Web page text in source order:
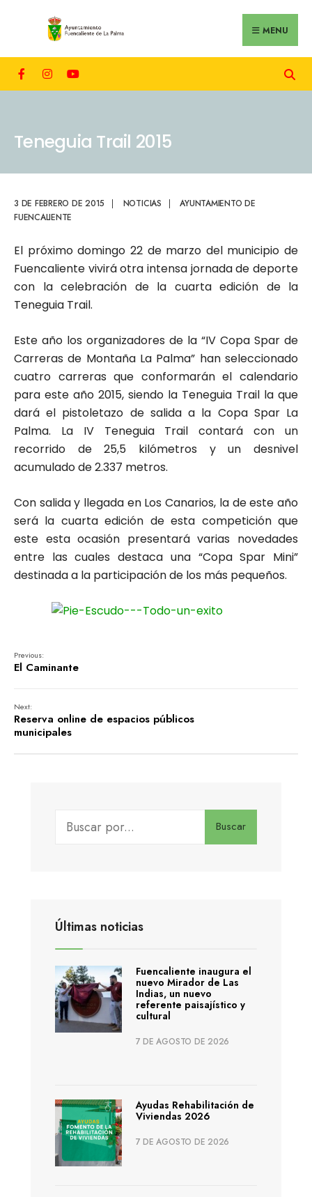
MENU
Teneguia Trail 2015
3 DE FEBRERO DE 2015 | NOTICIAS |
AYUNTAMIENTO DE
FUENCALIENTE
El próximo domingo 22 de marzo del municipio de
Fuencaliente vivirá otra intensa jornada de deporte
con la celebración de la cuarta edición de la
Teneguia Trail.
Este año los organizadores de la “IV Copa Spar de
Carreras de Montaña La Palma” han seleccionado
cuatro carreras que conformarán el calendario
para este año 2015, siendo la Teneguia Trail la que
dará el pistoletazo de salida a la Copa Spar La
Palma. La IV Teneguia Trail contará con un
recorrido de 25,5 kilómetros y un desnivel
acumulado de 2.337 metros.
Con salida y llegada en Los Canarios, la de este año
será la cuarta edición de esta competición que
este esta ocasión presentará varias novedades
entre las cuales destaca una “Copa Spar Mini”
destinada a la participación de los más pequeños.
Previous:
El Caminante
Next:
Reserva online de espacios públicos
municipales
Buscar
Últimas noticias
Fuencaliente inaugura el
nuevo Mirador de Las
Indias, un nuevo
referente paisajístico y
cultural
7 DE AGOSTO DE 2026
Ayudas Rehabilitación de
Viviendas 2026
7 DE AGOSTO DE 2026